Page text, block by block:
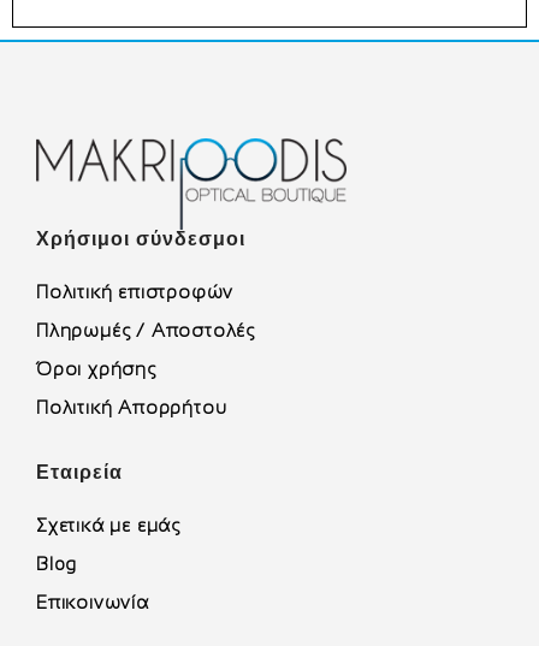
Χρήσιμοι σύνδεσμοι
Πολιτική επιστροφών
Πληρωμές / Αποστολές
Όροι χρήσης
Πολιτική Απορρήτου
Εταιρεία
Σχετικά με εμάς
Blog
Επικοινωνία